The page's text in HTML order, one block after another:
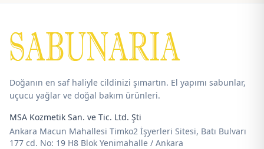
Doğanın en saf haliyle cildinizi şımartın. El yapımı sabunlar,
uçucu yağlar ve doğal bakım ürünleri.
MSA Kozmetik San. ve Tic. Ltd. Şti
Ankara Macun Mahallesi Timko2 İşyerleri Sitesi, Batı Bulvarı
177 cd. No: 19 H8 Blok Yenimahalle / Ankara